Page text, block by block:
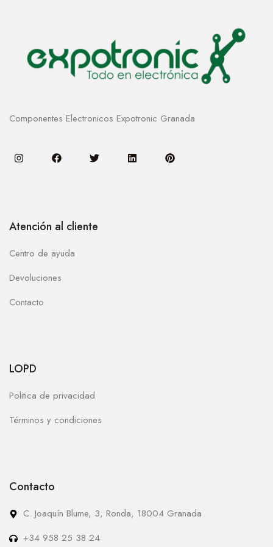
Componentes Electronicos Expotronic Granada
Atención al cliente
Centro de ayuda
Devoluciones
Contacto
LOPD
Politica de privacidad
Términos y condiciones
Contacto
C. Joaquín Blume, 3, Ronda, 18004 Granada
+34 958 25 38 24